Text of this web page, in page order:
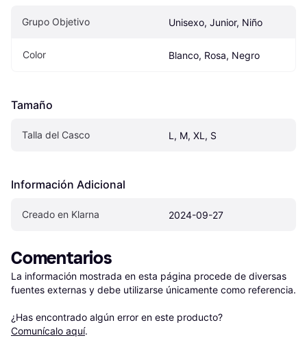
Grupo Objetivo Unisexo, Junior, Niño
Color Blanco, Rosa, Negro
Tamaño
Talla del Casco L, M, XL, S
Información Adicional
Creado en Klarna 2024-09-27
Comentarios
La información mostrada en esta página procede de diversas
fuentes externas y debe utilizarse únicamente como referencia.
¿Has encontrado algún error en este producto?
Comunícalo aquí.